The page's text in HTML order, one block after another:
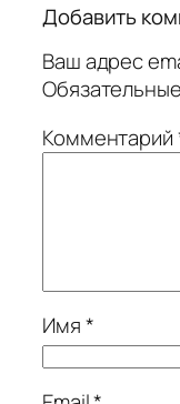
Добавить
Ваш адрес
Комментарий
Имя*